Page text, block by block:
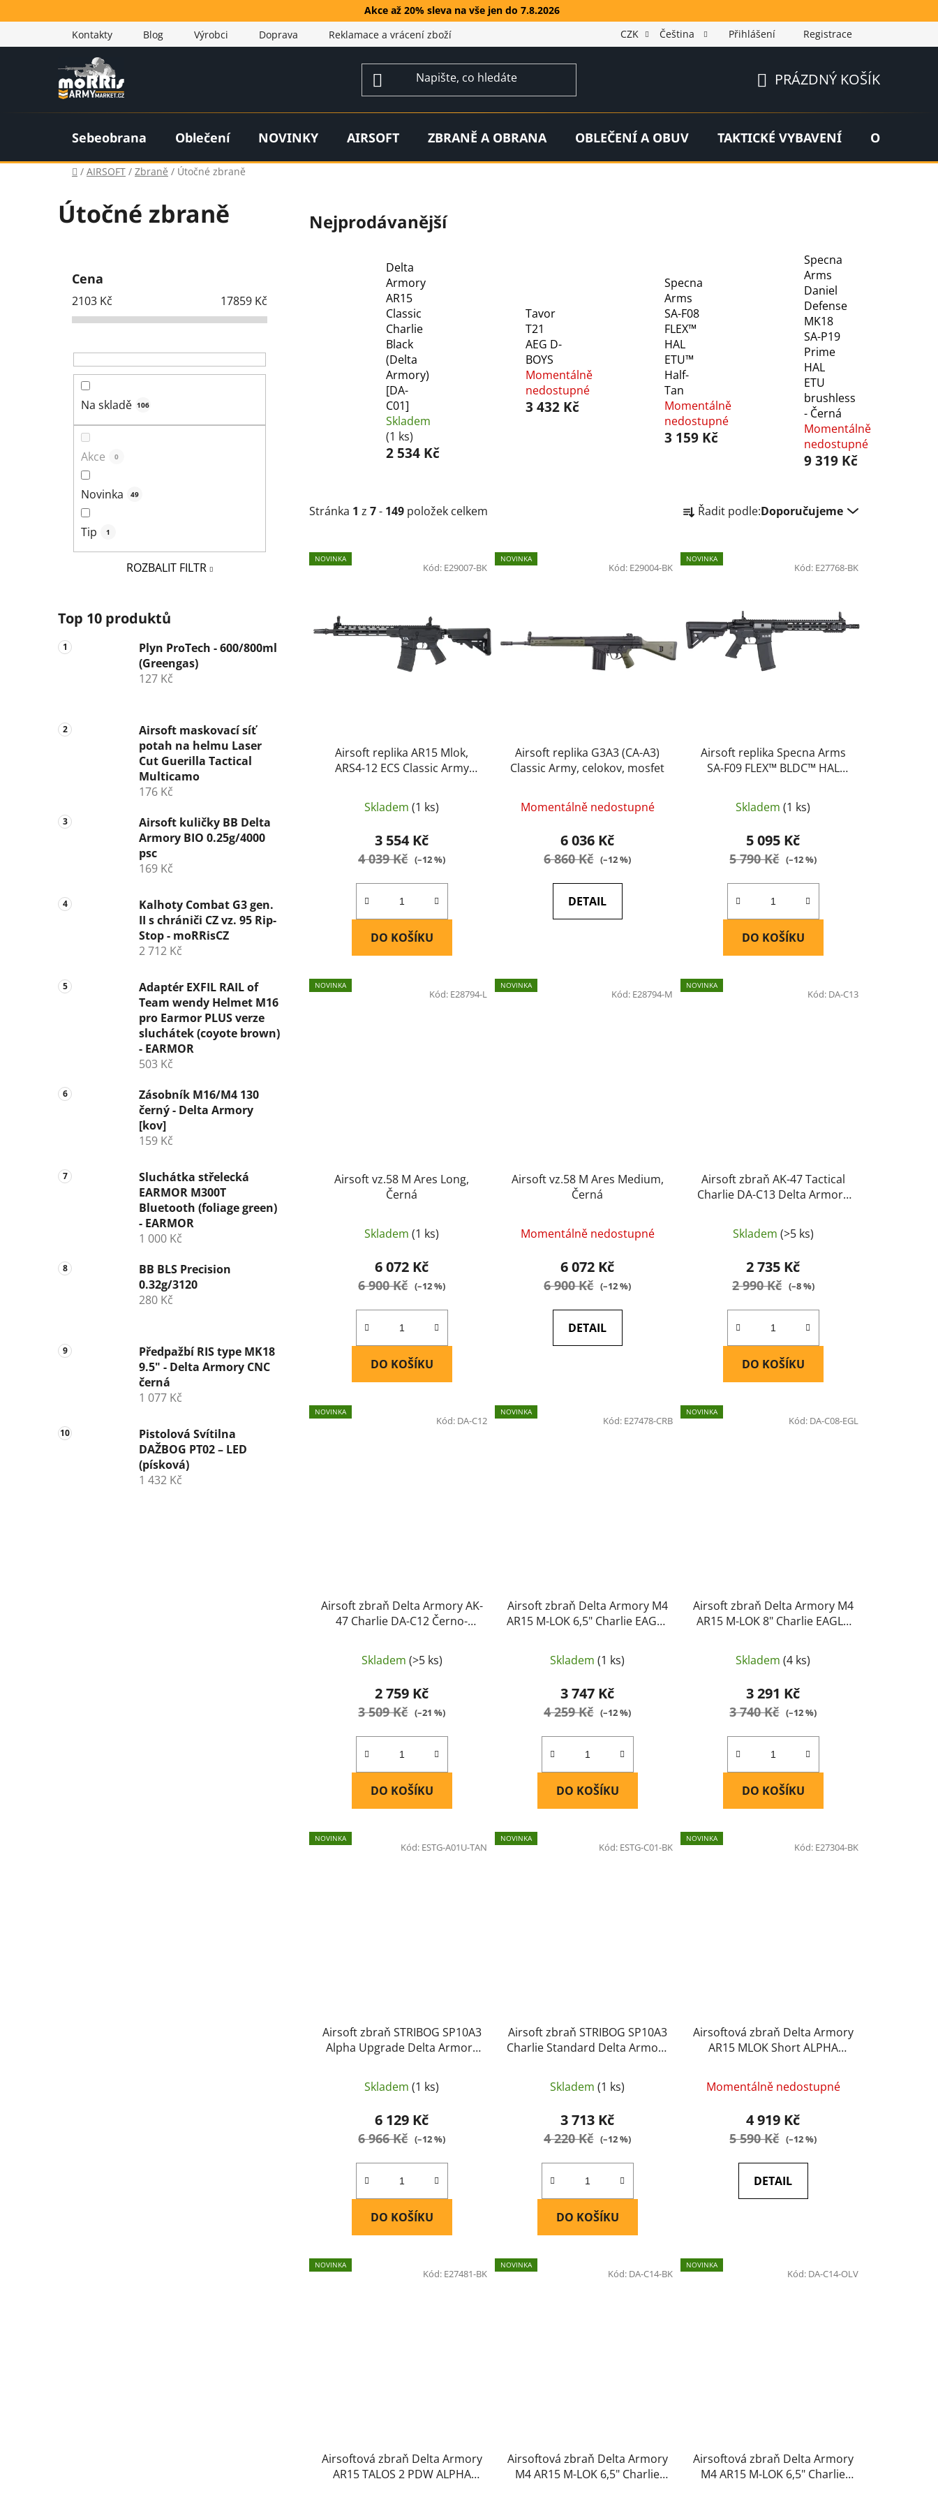
na
Akce až 20% sleva na vše jen do 7.8.2026
Kontakty
Blog Výrobci Doprava Reklamace a vrácení zboží CZK Čeština Přihlášení Registrace
KOŠÍK
PRÁZDNÝ KOŠÍK
Sebeobrana Oblečení NOVINKY AIRSOFT ZBRANĚ A OBRANA OBLEČENÍ A OBUV TAKTICKÉ VYBAVENÍ OUTDOOR
Domů
/ AIRSOFT / Zbraně / Útočné zbraně
Útočné zbraně
Cena
2103 Kč 17859 Kč
Na skladě 106
Akce 0
Novinka 49
Tip 1
ROZBALIT FILTR
Top 10 produktů
Plyn ProTech - 600/800ml
(Greengas)
127 Kč
Airsoft maskovací síť
potah na helmu Laser
Cut Guerilla Tactical
Multicamo
176 Kč
Airsoft kuličky BB Delta
Armory BIO 0.25g/4000
psc
169 Kč
Kalhoty Combat G3 gen.
II s chrániči CZ vz. 95 Rip-
Stop - moRRisCZ
2 712 Kč
Adaptér EXFIL RAIL of
Team wendy Helmet M16
pro Earmor PLUS verze
sluchátek (coyote brown)
- EARMOR
503 Kč
Zásobník M16/M4 130
černý - Delta Armory
[kov]
159 Kč
Sluchátka střelecká
EARMOR M300T
Bluetooth (foliage green)
- EARMOR
1 000 Kč
BB BLS Precision
0.32g/3120
280 Kč
Předpažbí RIS type MK18
9.5" - Delta Armory CNC
černá
1 077 Kč
Pistolová Svítilna
DAŽBOG PT02 – LED
(písková)
1 432 Kč
Nejprodávanější
Delta
Armory
AR15
Classic
Charlie
Black
(Delta
Armory)
[DA-
C01]
Skladem
(1 ks)
2 534 Kč
Tavor
T21
AEG D-
BOYS
Momentálně
nedostupné
3 432 Kč
Specna
Arms
SA-F08
FLEX™
HAL
ETU™
Half-
Tan
Momentálně
nedostupné
3 159 Kč
Specna
Arms
Daniel
Defense
MK18
SA-P19
Prime
HAL
ETU
brushless
- Černá
Momentálně
nedostupné
9 319 Kč
Stránka 1 z 7- 149 položek celkem a
e
n
r
o
Řadit podle:Doporučujeme
V
ý
s
NOVINKA
Airsoft replika AR15 Mlok,
ARS4-12 ECS Classic Army
Skladem(1 ks)
3 554 Kč
4 039 Kč (–12 %)
DO KOŠÍKU
Kód: E29007-BK
NOVINKA
Airsoft replika G3A3 (CA-A3)
Classic Army, celokov, mosfet
Momentálně nedostupné
6 036 Kč
6 860 Kč (–12 %)
DETAIL
Kód: E29004-BK
NOVINKA
Airsoft replika Specna Arms
SA-F09 FLEX™ BLDC™ HAL
Skladem(1 ks)
5 095 Kč
5 790 Kč (–12 %)
DO KOŠÍKU
Kód: E27768-BK
NOVINKA
Airsoft vz.58 M Ares Long,
Černá
Skladem(1 ks)
6 072 Kč
6 900 Kč (–12 %)
DO KOŠÍKU
Kód: E28794-L
NOVINKA
Airsoft vz.58 M Ares Medium,
Černá
Momentálně nedostupné
6 072 Kč
6 900 Kč (–12 %)
DETAIL
Kód: E28794-M
NOVINKA
Airsoft zbraň AK-47 Tactical
Charlie DA-C13 Delta Armory
Skladem (>5 ks)
2 735 Kč
2 990 Kč (–8 %)
DO KOŠÍKU
Kód: DA-C13
NOVINKA
Airsoft zbraň Delta Armory AK-
47 Charlie DA-C12 Černo-
Skladem (>5 ks)
2 759 Kč
3 509 Kč (–21 %)
DO KOŠÍKU
Kód: DA-C12
NOVINKA
Airsoft zbraň Delta Armory M4
AR15 M-LOK 6,5" Charlie EAGLE
Skladem(1 ks)
3 747 Kč
4 259 Kč (–12 %)
DO KOŠÍKU
Kód: E27478-CRB
NOVINKA
Airsoft zbraň Delta Armory M4
AR15 M-LOK 8" Charlie EAGLE
Skladem(4 ks)
3 291 Kč
3 740 Kč (–12 %)
DO KOŠÍKU
Kód: DA-C08-EGL
NOVINKA
Airsoft zbraň STRIBOG SP10A3
Alpha Upgrade Delta Armory
Skladem(1 ks)
6 129 Kč
6 966 Kč (–12 %)
DO KOŠÍKU
Kód: ESTG-A01U-TAN
NOVINKA
Airsoft zbraň STRIBOG SP10A3
Charlie Standard Delta Armory
Skladem(1 ks)
3 713 Kč
4 220 Kč (–12 %)
DO KOŠÍKU
Kód: ESTG-C01-BK
NOVINKA
Airsoftová zbraň Delta Armory
AR15 MLOK Short ALPHA
Momentálně nedostupné
4 919 Kč
5 590 Kč (–12 %)
DETAIL
Kód: E27304-BK
NOVINKA
Airsoftová zbraň Delta Armory
AR15 TALOS 2 PDW ALPHA
Kód: E27481-BK
NOVINKA
Airsoftová zbraň Delta Armory
M4 AR15 M-LOK 6,5" Charlie
Kód: DA-C14-BK
NOVINKA
Airsoftová zbraň Delta Armory
M4 AR15 M-LOK 6,5" Charlie
Kód: DA-C14-OLV